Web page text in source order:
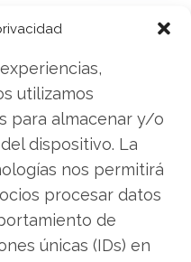
utilizamos
para almacenar y/o
dispositivo. La
nos permitirá
procesar datos
de
únicas (IDs) en